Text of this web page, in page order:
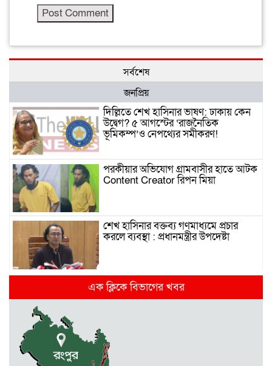
সর্বশেষ
জনপ্রিয়
দিল্লিতে শেখ হাসিনার ভাষণ: ঢাকায় কেন
উদ্বেগ? ৫ আগস্টের ‘রাজনৈতিক
ভূমিকম্প’ও নেপথ্যের সমীকরণ!
পরকীয়ার অভিযোগ গ্রামবাসীর হাতে আটক
Content Creator রিপন মিয়া
শেখ হাসিনার বক্তব্য গণমাধ্যমে প্রচার
করলে ব্যবস্থা : প্রধানমন্ত্রীর উপদেষ্টা
দিল্লিতে হাসিনার গণমাধ্যমে ভাষণ নিয়ে যা
বলছে ভারত
রাজধানীর তিন ক্যাম্পাসে ছাত্রদল-
ছাত্রশিবির দফায় দফায় সংঘর্ষ
এক ক্লিকে বিভাগের খবর